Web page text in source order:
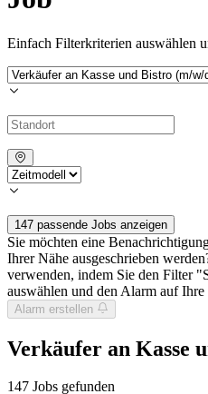
Einfach Filterkriterien auswählen
147 passende Jobs anzeigen
Sie möchten eine
Ihrer Nähe ausgeschrieben
verwenden, indem Sie den Filter
auswählen und den Alarm auf
Alarm erstellen
Verkäufer an Kasse
147 Jobs gefunden